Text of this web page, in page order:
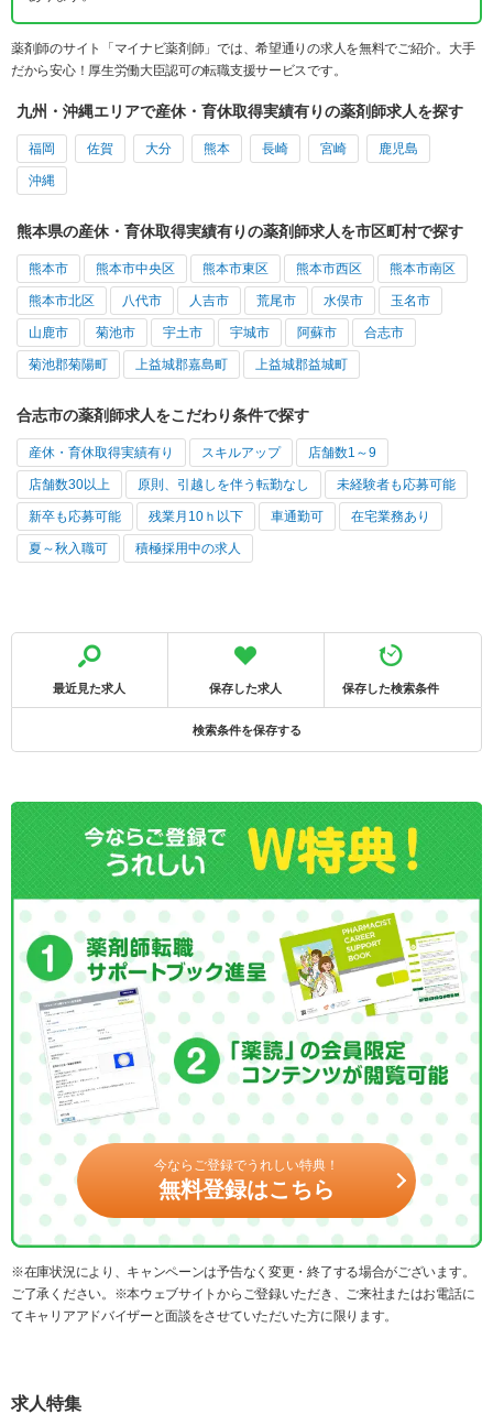
薬剤師のサイト「マイナビ薬剤師」では、希望通りの求人を無料でご紹介。大手
だから安心！厚生労働大臣認可の転職支援サービスです。
九州・沖縄エリアで産休・育休取得実績有りの薬剤師求人を探す
福岡 佐賀 大分 熊本 長崎 宮崎 鹿児島
沖縄
熊本県の産休・育休取得実績有りの薬剤師求人を市区町村で探す
熊本市 熊本市中央区 熊本市東区 熊本市西区 熊本市南区
熊本市北区 八代市 人吉市 荒尾市 水俣市 玉名市
山鹿市 菊池市 宇土市 宇城市 阿蘇市 合志市
菊池郡菊陽町 上益城郡嘉島町 上益城郡益城町
合志市の薬剤師求人をこだわり条件で探す
産休・育休取得実績有り スキルアップ 店舗数1～9
店舗数30以上 原則、引越しを伴う転勤なし 未経験者も応募可能
新卒も応募可能 残業月10ｈ以下 車通勤可 在宅業務あり
夏～秋入職可 積極採用中の求人
最近見た求人 保存した求人 保存した検索条件
検索条件を保存する
今ならご登録でうれしい特典！
無料登録はこちら
※在庫状況により、キャンペーンは予告なく変更・終了する場合がございます。
ご了承ください。※本ウェブサイトからご登録いただき、ご来社またはお電話に
てキャリアアドバイザーと面談をさせていただいた方に限ります。
求人特集